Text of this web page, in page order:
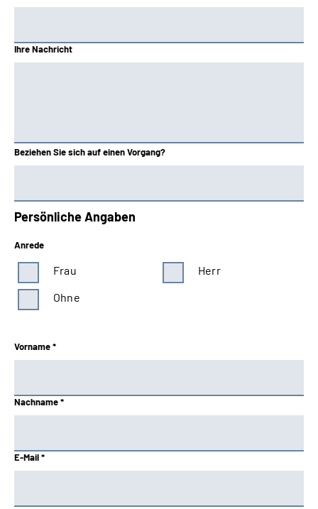
Ihre Nachricht
Beziehen Sie sich auf einen Vorgang?
Persönliche Angaben
Anrede
Frau
Herr
Ohne
Vorname *
Nachname *
E-Mail *